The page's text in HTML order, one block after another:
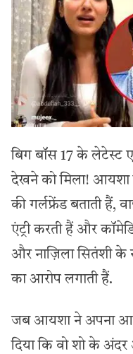
बिग बॉस 17 के लेटेस्ट
देखने को मिला! आयशा
की गर्लफ्रेंड बताती हैं,
एंट्री करती हैं और
और नाज़िला सितंशी के
का आरोप लगाती हैं.
जब आयशा ने अपना
दिया कि वो शो के अंदर